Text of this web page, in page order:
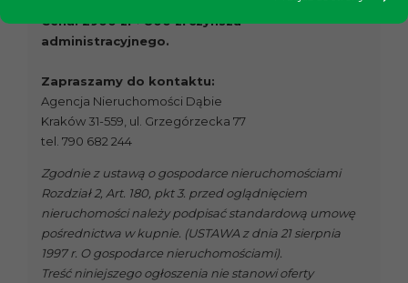
Cena:2900 zł+800 złczynszu
administracyjnego.
Zapraszamy do kontaktu:
Agencja Nieruchomości Dąbie
Kraków 31-559, ul. Grzegórzecka 77
tel. 790 682 244
Zgodnie z ustawą o gospodarce nieruchomościami
Rozdział 2, Art. 180, pkt 3. przed oglądnięciem
nieruchomości należy podpisać standardową umowę
pośrednictwa w kupnie. (USTAWA z dnia 21 sierpnia
1997 r. O gospodarce nieruchomościami).
Treść niniejszego ogłoszenia nie stanowi oferty